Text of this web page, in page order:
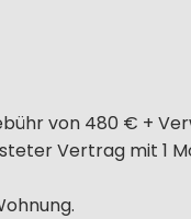
von 480 € +
Vertrag mit 1